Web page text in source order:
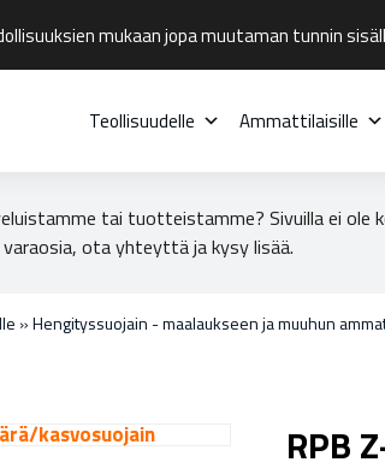
mukaan jopa muutaman tunnin
Teollisuudelle Ammattilaisille
tai tuotteistamme? Sivuilla ei ole
ota yhteyttä ja kysy lisää.
»Hengityssuojain - maalaukseen ja muuhun
RPB